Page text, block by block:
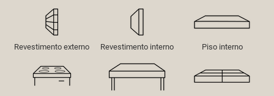
Revestimento externo Revestimento interno Piso interno